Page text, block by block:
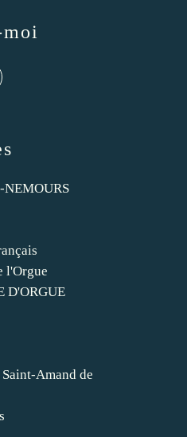
NEMOURS
l'Orgue
D'ORGUE
Amand de